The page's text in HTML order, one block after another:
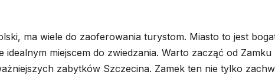
ma wiele do zaoferowania turystom. Miasto to jest
miejscem do zwiedzania. Warto zacząć od Zamku
zabytków Szczecina. Zamek ten nie tylko